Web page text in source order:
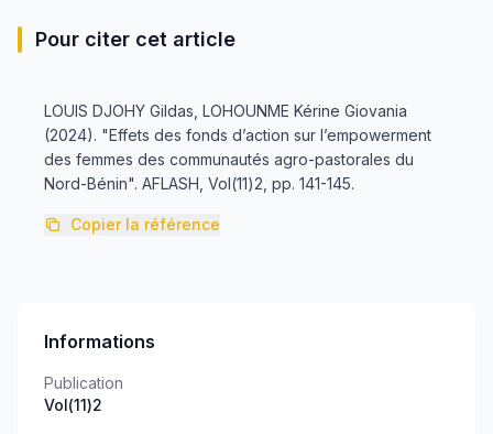
Pour citer cet article
LOUIS DJOHY Gildas, LOHOUNME Kérine Giovania
(2024). "Effets des fonds d’action sur l’empowerment
des femmes des communautés agro-pastorales du
Nord-Bénin". AFLASH, Vol(11)2, pp. 141-145.
Copier la référence
Informations
Publication
Vol(11)2